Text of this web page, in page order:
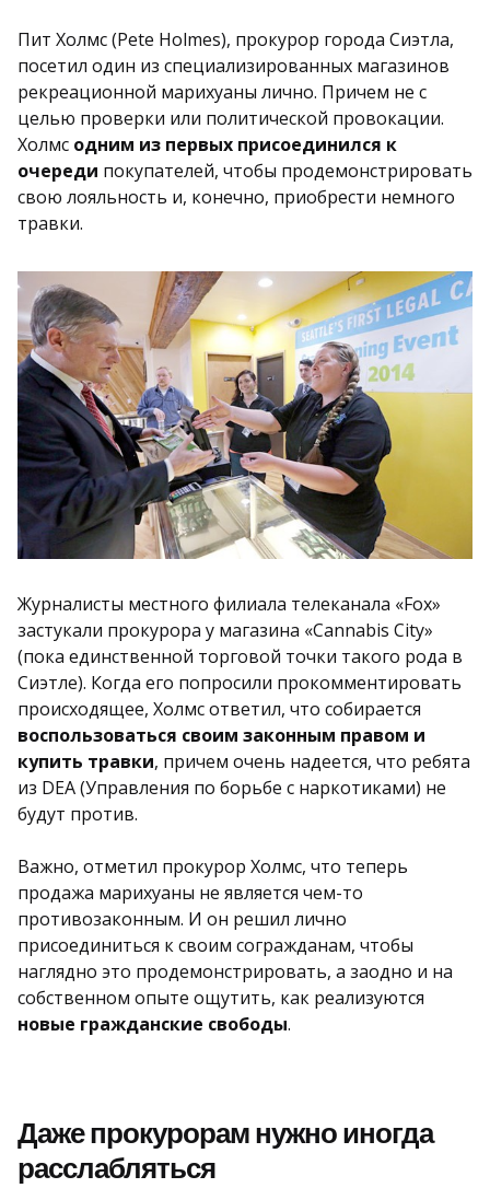
Пит Холмс (Pete Holmes), прокурор города Сиэтла,
посетил один из специализированных магазинов
рекреационной марихуаны лично. Причем не с
целью проверки или политической провокации.
Холмс одним из первых присоединился к
очереди покупателей, чтобы продемонстрировать
свою лояльность и, конечно, приобрести немного
травки.
Журналисты местного филиала телеканала «Fox»
застукали прокурора у магазина «Cannabis City»
(пока единственной торговой точки такого рода в
Сиэтле). Когда его попросили прокомментировать
происходящее, Холмс ответил, что собирается
воспользоваться своим законным правом и
купить травки, причем очень надеется, что ребята
из DEA (Управления по борьбе с наркотиками) не
будут против.
Важно, отметил прокурор Холмс, что теперь
продажа марихуаны не является чем-то
противозаконным. И он решил лично
присоединиться к своим согражданам, чтобы
наглядно это продемонстрировать, а заодно и на
собственном опыте ощутить, как реализуются
новые гражданские свободы.
Даже прокурорам нужно иногда
расслабляться